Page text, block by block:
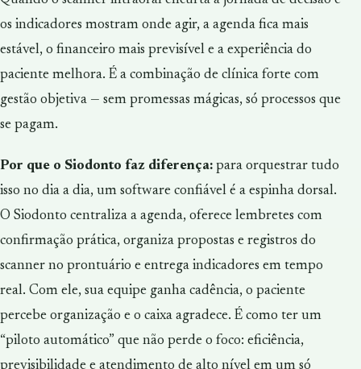
os indicadores mostram onde agir, a agenda fica mais
estável, o financeiro mais previsível e a experiência do
paciente melhora. É a combinação de clínica forte com
gestão objetiva — sem promessas mágicas, só processos que
se pagam.
Por que o Siodonto faz diferença: para orquestrar tudo
isso no dia a dia, um software confiável é a espinha dorsal.
O Siodonto centraliza a agenda, oferece lembretes com
confirmação prática, organiza propostas e registros do
scanner no prontuário e entrega indicadores em tempo
real. Com ele, sua equipe ganha cadência, o paciente
percebe organização e o caixa agradece. É como ter um
“piloto automático” que não perde o foco: eficiência,
previsibilidade e atendimento de alto nível em um só